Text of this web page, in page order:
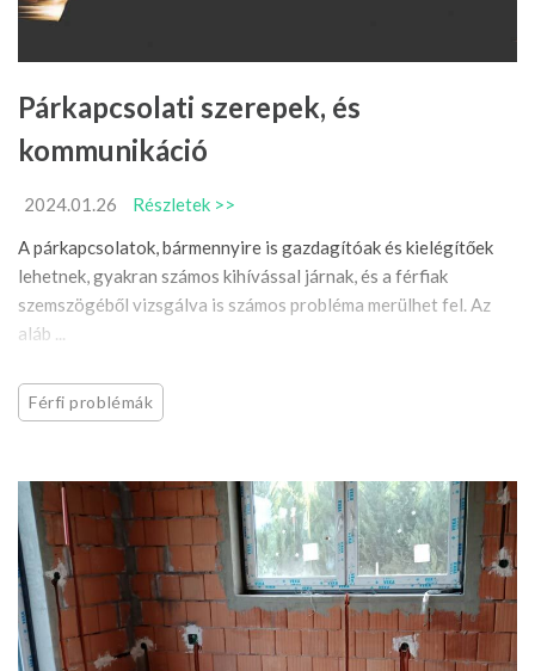
Párkapcsolati szerepek, és
kommunikáció
2024.01.26
Részletek >>
A párkapcsolatok, bármennyire is gazdagítóak és kielégítőek
lehetnek, gyakran számos kihívással járnak, és a férfiak
szemszögéből vizsgálva is számos probléma merülhet fel. Az
aláb ...
Férfi problémák